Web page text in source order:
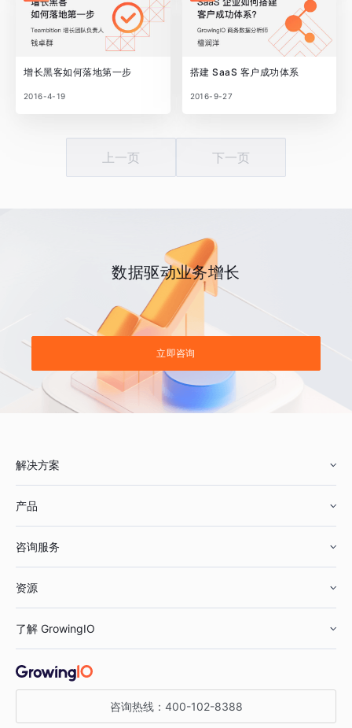
增长黑客如何落地第一步
2016-4-19
搭建 SaaS 客户成功体系
2016-9-27
上一页 下一页
数据驱动业务增长
立即咨询
解决方案
鞋服行业
汽车行业
金融行业
产品
智能运营
获客分析
咨询服务
资源
增长公开课
增长博客
了解 GrowingIO
关于 GrowingIO
增长大会
咨询热线： 400-102-8388